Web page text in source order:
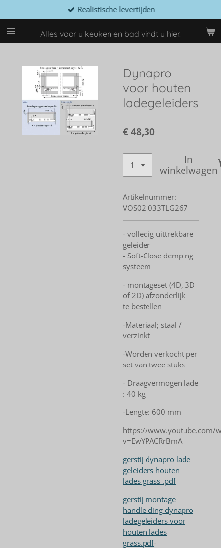
direct
naar
de
Alles voor u keuken en bad vindt u hier.
Realistische levertijden
Dynapro
voor houten
ladegeleiders
€ 48,30
In
winkelwagen
Artikelnummer:
VOS02 033TLG267
- volledig uittrekbare
geleider
- Soft-Close demping
systeem
- montageset (4D, 3D
of 2D) afzonderlijk
te bestellen
-Materiaal; staal /
verzinkt
-Worden verkocht per
set van twee stuks
- Draagvermogen lade
: 40 kg
-Lengte: 600 mm
https://www.youtube.com/
v=EwYPACRrBmA
gerstij dynapro lade
geleiders houten
lades grass .pdf
gerstij montage
handleiding dynapro
ladegeleiders voor
houten lades
grass.pdf-